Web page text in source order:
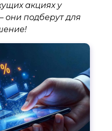
акциях у
подберут для